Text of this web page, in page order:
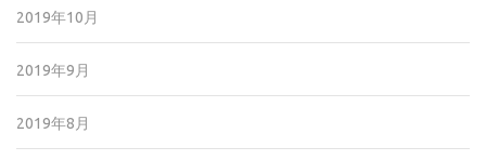
2019年10月
2019年9月
2019年8月